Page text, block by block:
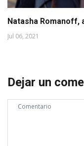
Natasha Romanoff,
Jul 06, 2021
Dejar un